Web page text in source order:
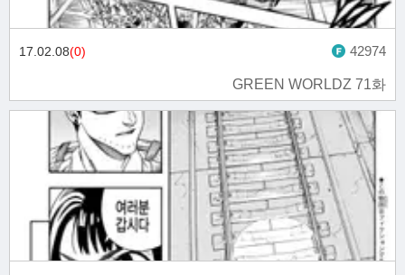
GREEN WORLDZ 71화
17.02.08(0) 42974